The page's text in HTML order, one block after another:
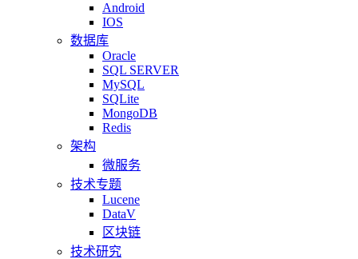
Android
IOS
数据库
Oracle
SQL SERVER
MySQL
SQLite
MongoDB
Redis
架构
微服务
技术专题
Lucene
DataV
区块链
技术研究